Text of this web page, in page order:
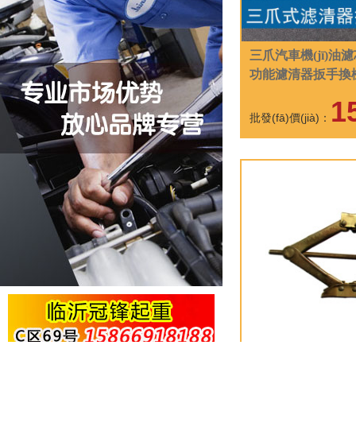
三爪汽車機(jī)油
功能濾清器扳手換
批發(fā)價(jià)：